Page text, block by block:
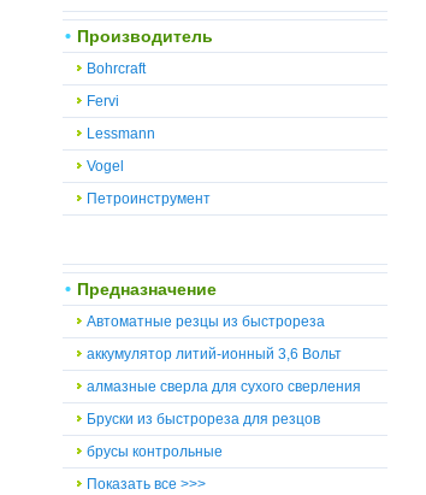
Производитель
Bohrcraft
Fervi
Lessmann
Vogel
Петроинструмент
Предназначение
Автоматные резцы из быстрореза
аккумулятор литий-ионный 3,6 Вольт
алмазные сверла для сухого сверления
Бруски из быстрореза для резцов
брусы контрольные
Показать все >>>